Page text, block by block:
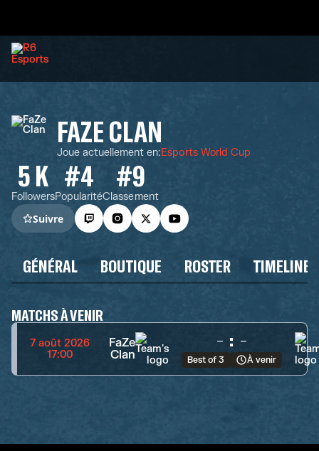
FAZE CLAN
Joue actuellement en:Esports World Cup
5 K
Followers
#4
Popularité
#9
Classement
Suivre
GÉNÉRAL BOUTIQUE ROSTER TIMELINE
MATCHS À VENIR
7 août 2026
17:00
FaZe
Clan
- : -
Best of 3 À venir